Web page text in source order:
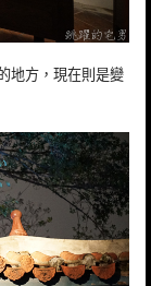
地方，現在則是變